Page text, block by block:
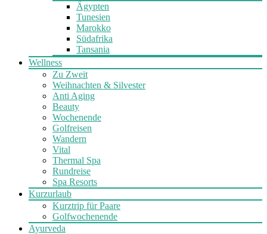
Ägypten
Tunesien
Marokko
Südafrika
Tansania
Wellness
Zu Zweit
Weihnachten & Silvester
Anti Aging
Beauty
Wochenende
Golfreisen
Wandern
Vital
Thermal Spa
Rundreise
Spa Resorts
Kurzurlaub
Kurztrip für Paare
Golfwochenende
Ayurveda